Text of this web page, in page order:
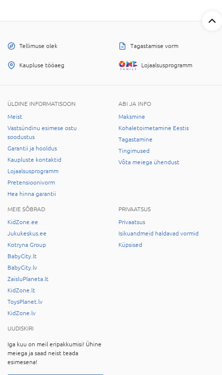
Tellimuse olek Tagastamise vorm
Kaupluse tööaeg Lojaalsusprogramm
ÜLDINE INFORMATISOON
Meist
Vastsündinu esimese ostu
soodustus
Garantii ja hooldus
Kaupluste kontaktid
Lojaalsusprogramm
Pretensioonivorm
Hea hinna garantii
ABI JA INFO
Maksmine
Kohaletoimetamine Eestis
Tagastamine
Tingimused
Võta meiega ühendust
MEIE SÕBRAD
KidZone.ee
Jukukeskus.ee
Kotryna Group
BabyCity.lt
BabyCity.lv
ZaisluPlaneta.lt
KidZone.lt
ToysPlanet.lv
KidZone.lv
PRIVAATSUS
Privaatsus
Isikuandmeid haldavad vormid
Küpsised
UUDISKIRI
Iga kuu on meil eripakkumisi! Ühine
meiega ja saad neist teada
esimesena!